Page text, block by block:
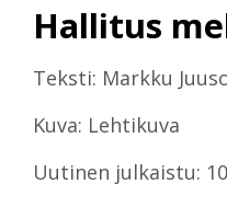
Hallitus
Teksti: Markku
Kuva: Lehtikuva
Uutinen julkaistu: